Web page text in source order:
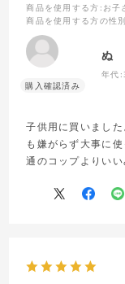
商品を使用する方 :お子
商品を使用する方の性別
ぬ
年代:
子供用に買いまし
も嫌がらず大事に
通のコップよりいい